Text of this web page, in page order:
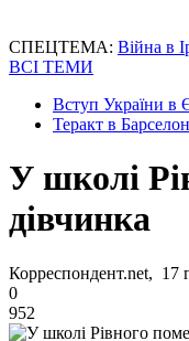
СПЕЦТЕМА: Війна в
ВСІ ТЕМИ
Вступ України в
Теракт в
У школі
дівчинка
Корреспондент.net, 17
0
952